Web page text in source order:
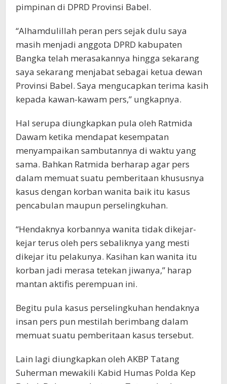
pimpinan di DPRD Provinsi Babel.
“Alhamdulillah peran pers sejak dulu saya
masih menjadi anggota DPRD kabupaten
Bangka telah merasakannya hingga sekarang
saya sekarang menjabat sebagai ketua dewan
Provinsi Babel. Saya mengucapkan terima kasih
kepada kawan-kawam pers,” ungkapnya.
Hal serupa diungkapkan pula oleh Ratmida
Dawam ketika mendapat kesempatan
menyampaikan sambutannya di waktu yang
sama. Bahkan Ratmida berharap agar pers
dalam memuat suatu pemberitaan khususnya
kasus dengan korban wanita baik itu kasus
pencabulan maupun perselingkuhan.
“Hendaknya korbannya wanita tidak dikejar-
kejar terus oleh pers sebaliknya yang mesti
dikejar itu pelakunya. Kasihan kan wanita itu
korban jadi merasa tetekan jiwanya,” harap
mantan aktifis perempuan ini.
Begitu pula kasus perselingkuhan hendaknya
insan pers pun mestilah berimbang dalam
memuat suatu pemberitaan kasus tersebut.
Lain lagi diungkapkan oleh AKBP Tatang
Suherman mewakili Kabid Humas Polda Kep